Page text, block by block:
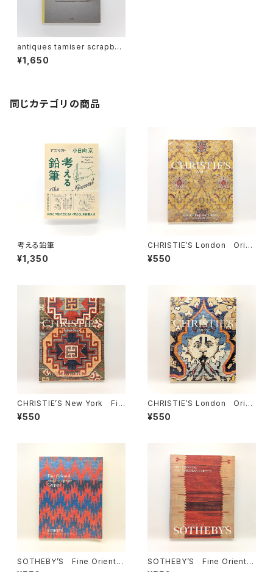
antiques tamiser scrapboo
k（アンティークス タミゼ ・スク
ラップブック）
¥1,650
同じカテゴリの商品
考える鉛筆
¥1,350
CHRISTIE’S London Orien
tal Rugs and Carpets TH
URSDAY 25 APRIL 2002
¥550
CHRISTIE’S New York Fin
e European and Oriental C
arpets WEDNESDAY 19 AP
¥550
CHRISTIE’S London Orien
tal Rugs and Carpets TH
URSDAY 17 OCTOBER 200
¥550
SOTHEBY’S Fine Oriental
SOTHEBY’S Fine Oriental